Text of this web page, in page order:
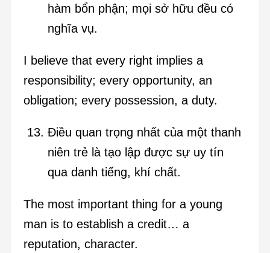
hàm bổn phận; mọi sở hữu đều có
nghĩa vụ.
I believe that every right implies a
responsibility; every opportunity, an
obligation; every possession, a duty.
Điều quan trọng nhất của một thanh
niên trẻ là tạo lập được sự uy tín
qua danh tiếng, khí chất.
The most important thing for a young
man is to establish a credit… a
reputation, character.